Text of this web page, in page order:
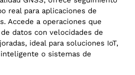
real para aplicaciones de
Accede a operaciones que
datos con velocidades de
ideal para soluciones IoT,
o sistemas de